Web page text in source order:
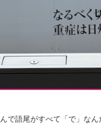
で語尾がすべて「で」な